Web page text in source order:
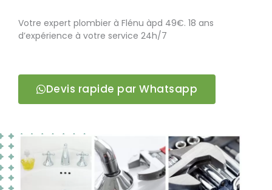
Votre expert plombier à Flénu àpd 49€. 18 ans
d’expérience à votre service 24h/7
Devis rapide par Whatsapp